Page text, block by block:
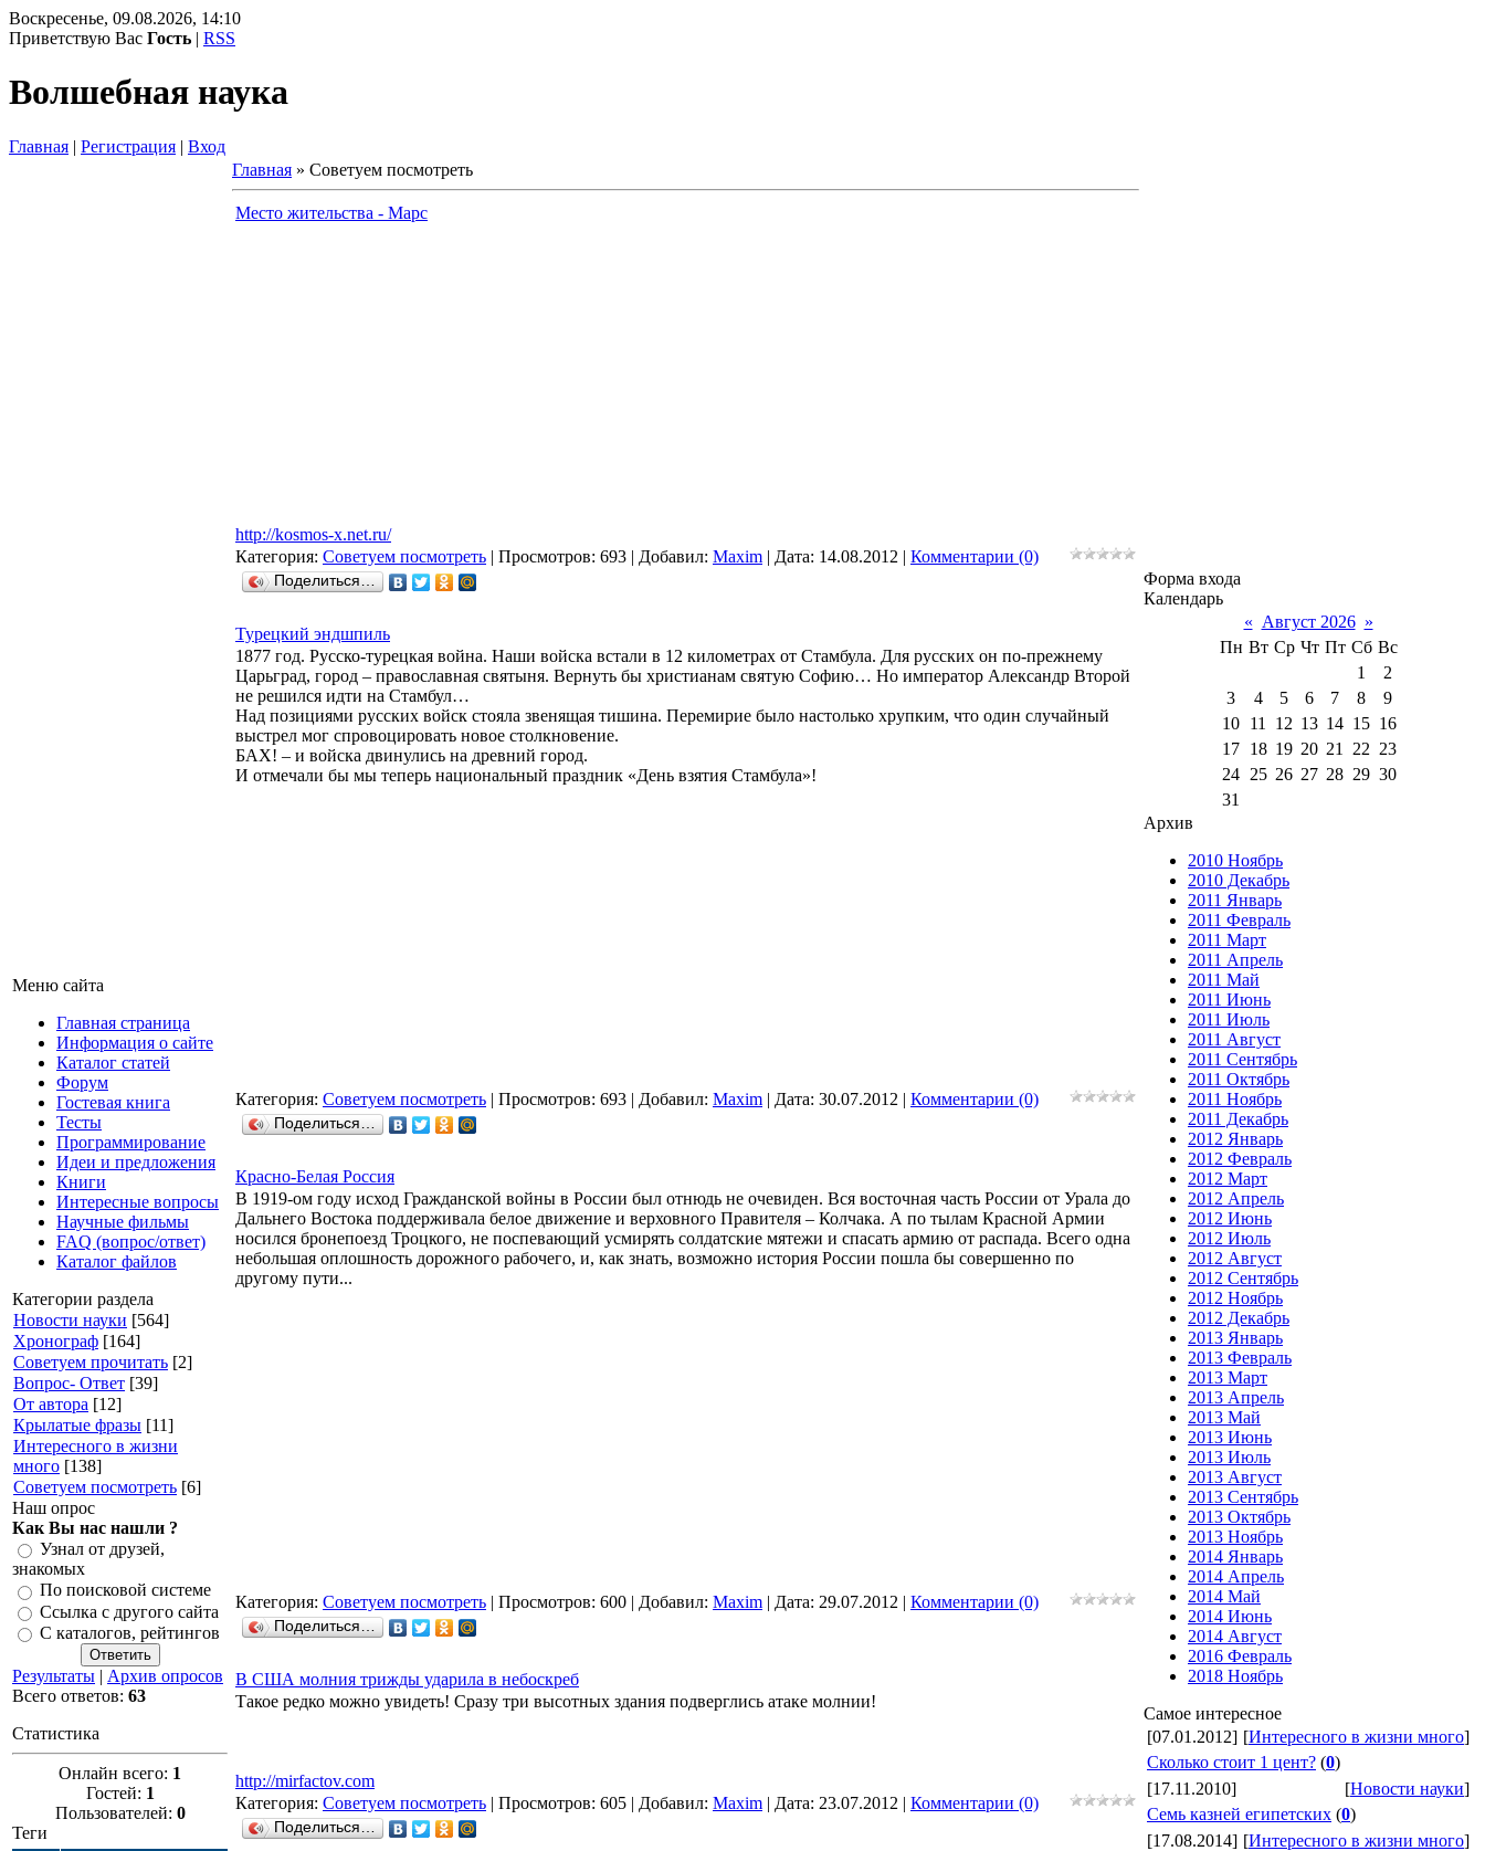
Воскресенье, 09.08.2026, 14:10
Приветствую Вас Гость | RSS
Волшебная наука
Главная | Регистрация | Вход
Меню сайта
Главная страница
Информация о сайте
Каталог статей
Форум
Гостевая книга
Тесты
Программирование
Идеи и предложения
Книги
Интересные вопросы
Научные фильмы
FAQ (вопрос/ответ)
Каталог файлов
Категории раздела
Новости науки [564]
Хронограф [164]
Советуем прочитать [2]
Вопрос- Ответ [39]
От автора [12]
Крылатые фразы [11]
Интересного в жизни
много [138]
Советуем посмотреть [6]
Наш опрос
Как Вы нас нашли ?
Узнал от друзей,
знакомых
По поисковой системе
Ссылка с другого сайта
С каталогов, рейтингов
Результаты | Архив опросов
Всего ответов: 63
Статистика
Онлайн всего: 1
Гостей: 1
Пользователей: 0
Теги
Главная » Советуем посмотреть
Место жительства - Марс
http://kosmos-x.net.ru/
Категория: Советуем посмотреть | Просмотров: 693 | Добавил: Maxim | Дата: 14.08.2012 | Комментарии (0)
Поделиться…
Турецкий эндшпиль
1877 год. Русско-турецкая война. Наши войска встали в 12 километрах от Стамбула. Для русских он по-прежнему
Царьград, город – православная святыня. Вернуть бы христианам святую Софию… Но император Александр Второй
не решился идти на Стамбул…
Над позициями русских войск стояла звенящая тишина. Перемирие было настолько хрупким, что один случайный
выстрел мог спровоцировать новое столкновение.
БАХ! – и войска двинулись на древний город.
И отмечали бы мы теперь национальный праздник «День взятия Стамбула»!
Категория: Советуем посмотреть | Просмотров: 693 | Добавил: Maxim | Дата: 30.07.2012 | Комментарии (0)
Поделиться…
Красно-Белая Россия
В 1919-ом году исход Гражданской войны в России был отнюдь не очевиден. Вся восточная часть России от Урала до
Дальнего Востока поддерживала белое движение и верховного Правителя – Колчака. А по тылам Красной Армии
носился бронепоезд Троцкого, не поспевающий усмирять солдатские мятежи и спасать армию от распада. Всего одна
небольшая оплошность дорожного рабочего, и, как знать, возможно история России пошла бы совершенно по
другому пути...
Категория: Советуем посмотреть | Просмотров: 600 | Добавил: Maxim | Дата: 29.07.2012 | Комментарии (0)
Поделиться…
В США молния трижды ударила в небоскреб
Такое редко можно увидеть! Сразу три высотных здания подверглись атаке молнии!
http://mirfactov.com
Категория: Советуем посмотреть | Просмотров: 605 | Добавил: Maxim | Дата: 23.07.2012 | Комментарии (0)
Поделиться…
Форма входа
Календарь
« Август 2026 »
Пн Вт Ср Чт Пт Сб Вс
1
2
3
4 5 6 7 8
9
10 11 12 13 14 15 16
17 18 19 20 21 22 23
24 25 26 27 28 29 30
31
Архив
2010 Ноябрь
2010 Декабрь
2011 Январь
2011 Февраль
2011 Март
2011 Апрель
2011 Май
2011 Июнь
2011 Июль
2011 Август
2011 Сентябрь
2011 Октябрь
2011 Ноябрь
2011 Декабрь
2012 Январь
2012 Февраль
2012 Март
2012 Апрель
2012 Июнь
2012 Июль
2012 Август
2012 Сентябрь
2012 Ноябрь
2012 Декабрь
2013 Январь
2013 Февраль
2013 Март
2013 Апрель
2013 Май
2013 Июнь
2013 Июль
2013 Август
2013 Сентябрь
2013 Октябрь
2013 Ноябрь
2014 Январь
2014 Апрель
2014 Май
2014 Июнь
2014 Август
2016 Февраль
2018 Ноябрь
Самое интересное
[07.01.2012] [Интересного в жизни много]
Сколько стоит 1 цент? (0)
[17.11.2010]
[Новости науки]
Семь казней египетских (0)
[17.08.2014] [Интересного в жизни много]